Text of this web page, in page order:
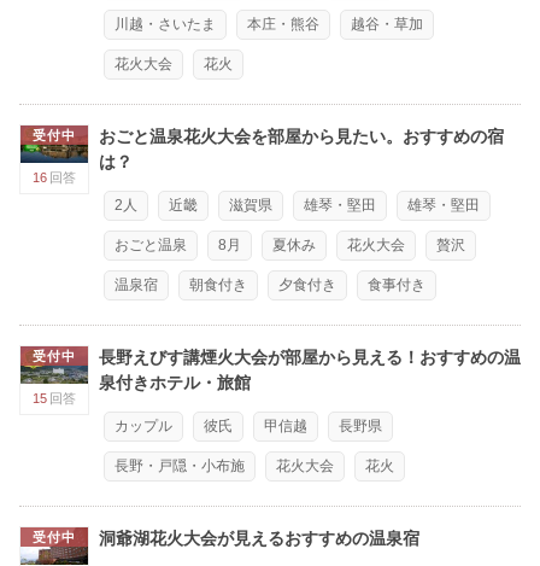
川越・さいたま 本庄・熊谷 越谷・草加
花火大会 花火
受付中
16 回答
おごと温泉花火大会を部屋から見たい。おすすめの宿
は？
2人 近畿 滋賀県 雄琴・堅田 雄琴・堅田
おごと温泉 8月 夏休み 花火大会 贅沢
温泉宿 朝食付き 夕食付き 食事付き
受付中
15 回答
長野えびす講煙火大会が部屋から見える！おすすめの温
泉付きホテル・旅館
カップル 彼氏 甲信越 長野県
長野・戸隠・小布施 花火大会 花火
受付中 洞爺湖花火大会が見えるおすすめの温泉宿